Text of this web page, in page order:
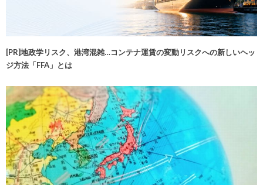
[PR]地政学リスク、港湾混雑…コンテナ運賃の変動リスクへの新しいヘッ
ジ方法「FFA」とは